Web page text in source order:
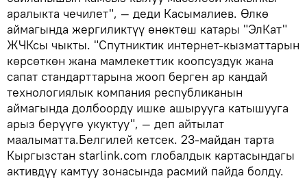
аралыкта чечилет", — деди Касымалиев. Өлкө
аймагында жергиликтүү өнөктөш катары "ЭлКат"
ЖЧКсы чыкты. "Спутниктик интернет-кызматтарын
көрсөткөн жана мамлекеттик коопсуздук жана
сапат стандарттарына жооп берген ар кандай
технологиялык компания республиканын
аймагында долбоорду ишке ашырууга катышууга
арыз берүүгө укуктуу", — деп айтылат
маалыматта.Белгилей кетсек. 23-майдан тарта
Кыргызстан starlink.com глобалдык картасындагы
активдүү камтуу зонасында расмий пайда болду.